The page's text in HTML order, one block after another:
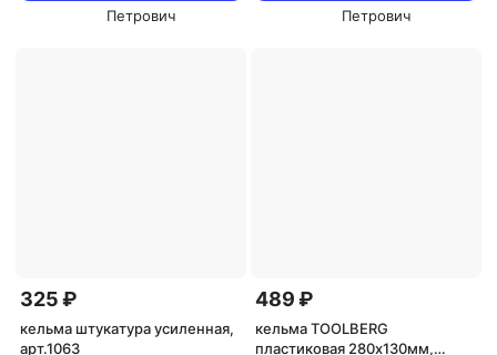
Петрович
Петрович
325 ₽
кельма штукатура усиленная,
арт.1063
489 ₽
кельма TOOLBERG
пластиковая 280х130мм,